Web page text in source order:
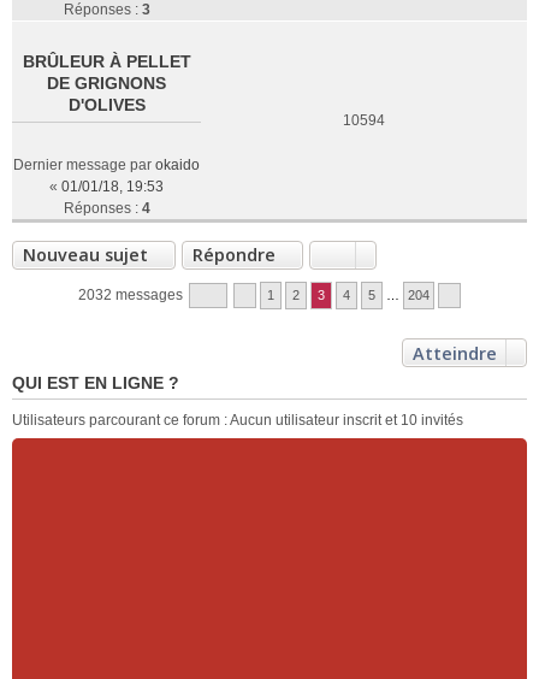
Réponses : 3
BRÛLEUR À PELLET
DE GRIGNONS
D'OLIVES
Dernier message par okaido
« 01/01/18, 19:53
Réponses : 4
10594
Nouveau sujet Répondre
2032 messages 1 2 3 4 5 204
Atteindre
QUI EST EN LIGNE ?
Utilisateurs parcourant ce forum : Aucun utilisateur inscrit et 10 invités